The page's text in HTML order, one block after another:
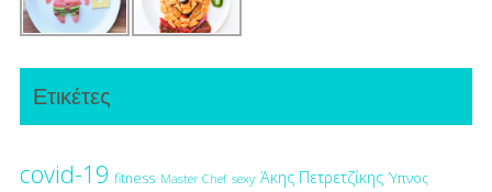
Ετικέτες
covid-19 fitness Master Chef sexy Άκης Πετρετζίκης Ύπνος